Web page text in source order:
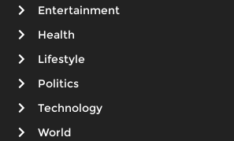
Entertainment
Health
Lifestyle
Politics
Technology
World